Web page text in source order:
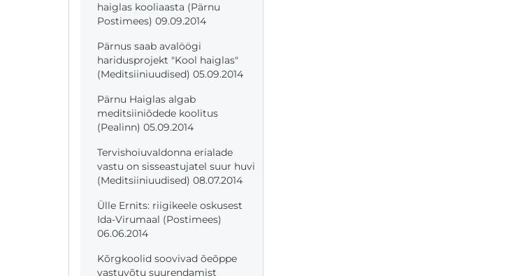
haiglas kooliaasta (Pärnu
Postimees) 09.09.2014
Pärnus saab avalöögi
haridusprojekt "Kool haiglas"
(Meditsiiniuudised) 05.09.2014
Pärnu Haiglas algab
meditsiiniõdede koolitus
(Pealinn) 05.09.2014
Tervishoiuvaldonna erialade
vastu on sisseastujatel suur huvi
(Meditsiiniuudised) 08.07.2014
Ülle Ernits: riigikeele oskusest
Ida-Virumaal (Postimees)
06.06.2014
Kõrgkoolid soovivad õeõppe
vastuvõtu suurendamist